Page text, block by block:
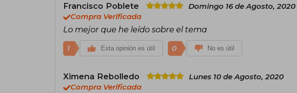
Francisco Poblete
Domingo 16 de Agosto, 2020
Compra Verificada
Lo mejor que he leído sobre el tema
1 Esta opinión es útil 0 No es útil
Ximena Rebolledo
Lunes 10 de Agosto, 2020
Compra Verificada